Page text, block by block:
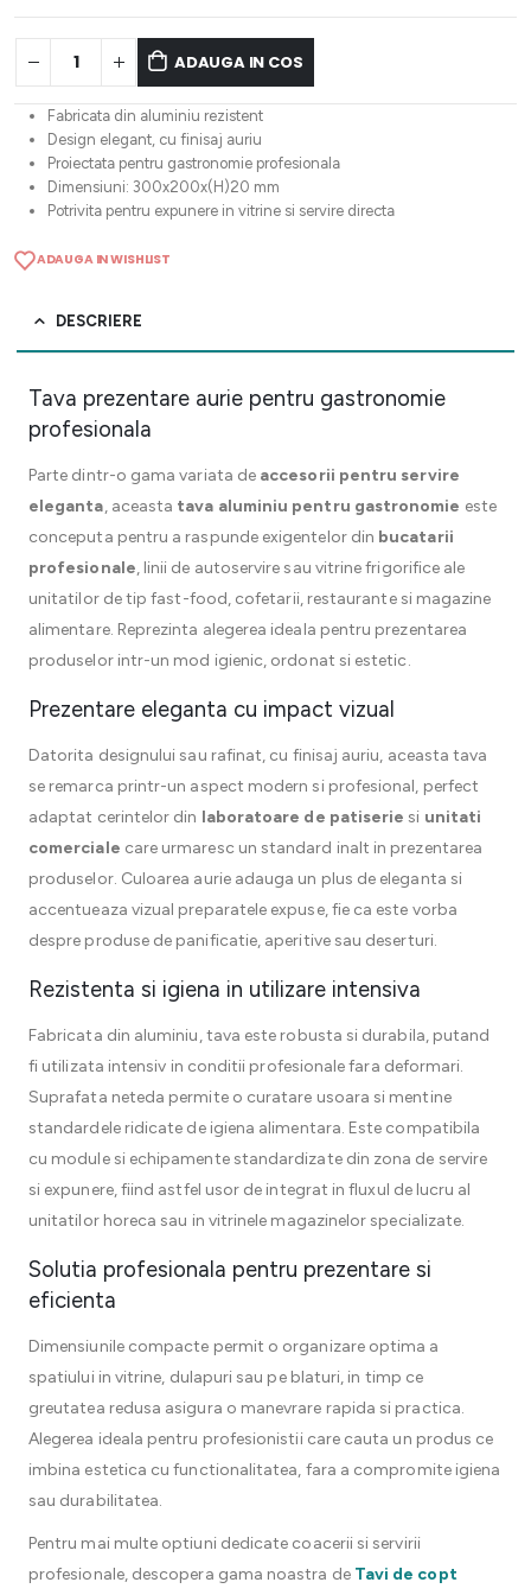
ADAUGA IN COS
Fabricata din aluminiu rezistent
Design elegant, cu finisaj auriu
Proiectata pentru gastronomie profesionala
Dimensiuni: 300x200x(H)20 mm
Potrivita pentru expunere in vitrine si servire directa
ADAUGA IN WISHLIST
DESCRIERE
Tava prezentare aurie pentru gastronomie
profesionala
Parte dintr-o gama variata de accesorii pentru servire
eleganta, aceasta tava aluminiu pentru gastronomie este
conceputa pentru a raspunde exigentelor din bucatarii
profesionale, linii de autoservire sau vitrine frigorifice ale
unitatilor de tip fast-food, cofetarii, restaurante si magazine
alimentare. Reprezinta alegerea ideala pentru prezentarea
produselor intr-un mod igienic, ordonat si estetic.
Prezentare eleganta cu impact vizual
Datorita designului sau rafinat, cu finisaj auriu, aceasta tava
se remarca printr-un aspect modern si profesional, perfect
adaptat cerintelor din laboratoare de patiserie si unitati
comerciale care urmaresc un standard inalt in prezentarea
produselor. Culoarea aurie adauga un plus de eleganta si
accentueaza vizual preparatele expuse, fie ca este vorba
despre produse de panificatie, aperitive sau deserturi.
Rezistenta si igiena in utilizare intensiva
Fabricata din aluminiu, tava este robusta si durabila, putand
fi utilizata intensiv in conditii profesionale fara deformari.
Suprafata neteda permite o curatare usoara si mentine
standardele ridicate de igiena alimentara. Este compatibila
cu module si echipamente standardizate din zona de servire
si expunere, fiind astfel usor de integrat in fluxul de lucru al
unitatilor horeca sau in vitrinele magazinelor specializate.
Solutia profesionala pentru prezentare si
eficienta
Dimensiunile compacte permit o organizare optima a
spatiului in vitrine, dulapuri sau pe blaturi, in timp ce
greutatea redusa asigura o manevrare rapida si practica.
Alegerea ideala pentru profesionistii care cauta un produs ce
imbina estetica cu functionalitatea, fara a compromite igiena
sau durabilitatea.
Pentru mai multe optiuni dedicate coacerii si servirii
profesionale, descopera gama noastra de Tavi de copt